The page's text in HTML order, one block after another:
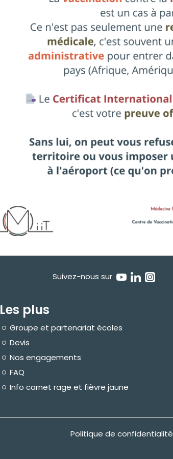
Suivez-nous sur
Les plus
Groupe et partenariat écoles
Devis
Nos engagements
FAQ
Info carnet rage et fièvre jaune
Politique de confidentialité